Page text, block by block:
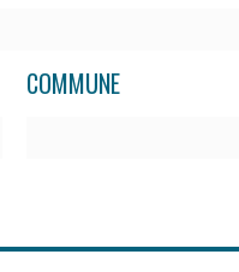
COMMUNE